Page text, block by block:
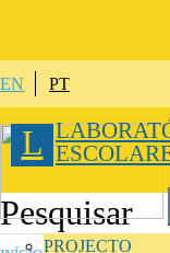
EN PT
L
PROJECTO